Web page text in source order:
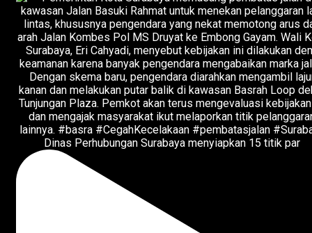
Dinas Perhubungan Surabaya menyiapkan 15 titik par